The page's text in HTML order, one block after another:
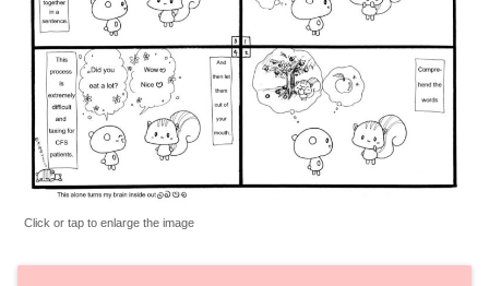
Click or tap to enlarge the image